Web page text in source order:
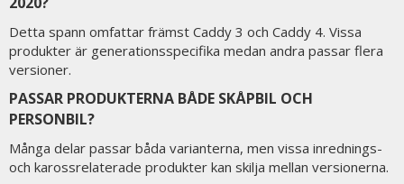
Detta spann omfattar främst Caddy 3 och Caddy 4. Vissa
produkter är generationsspecifika medan andra passar flera
versioner.
PASSAR PRODUKTERNA BÅDE SKÅPBIL OCH
PERSONBIL?
Många delar passar båda varianterna, men vissa inrednings-
och karossrelaterade produkter kan skilja mellan versionerna.